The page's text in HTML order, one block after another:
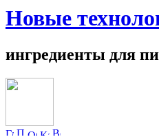
Новые
ингредиенты для